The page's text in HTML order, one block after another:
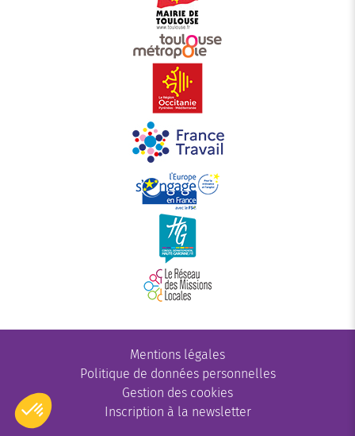
Mentions légales
Politique de données personnelles
Gestion des cookies
Inscription à la newsletter